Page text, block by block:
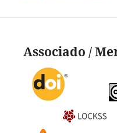
Associado /